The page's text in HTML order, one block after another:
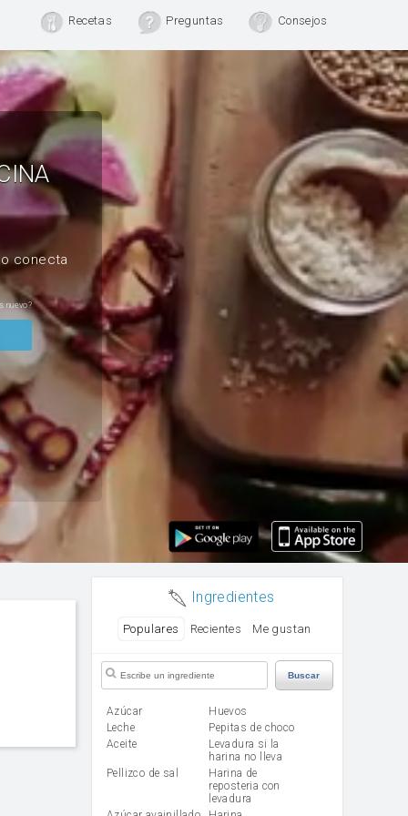
Recetas Preguntas Consejos
conecta
nuevo?
Ingredientes
Populares Recientes Me gustan
Buscar
Azúcar
huevos
leche
Pepitas de choco
aceite
Levadura si la
harina no lleva
Pellizco de sal
Harina de
reposteria con
levadura